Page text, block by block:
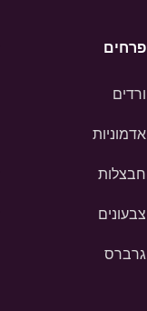
פרחים
ורדים
אדמוניות
חבצלות
צבעונים
גרברס